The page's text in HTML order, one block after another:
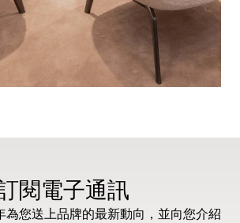
閱電子通訊
為您送上品牌的最新動向，並向您介紹